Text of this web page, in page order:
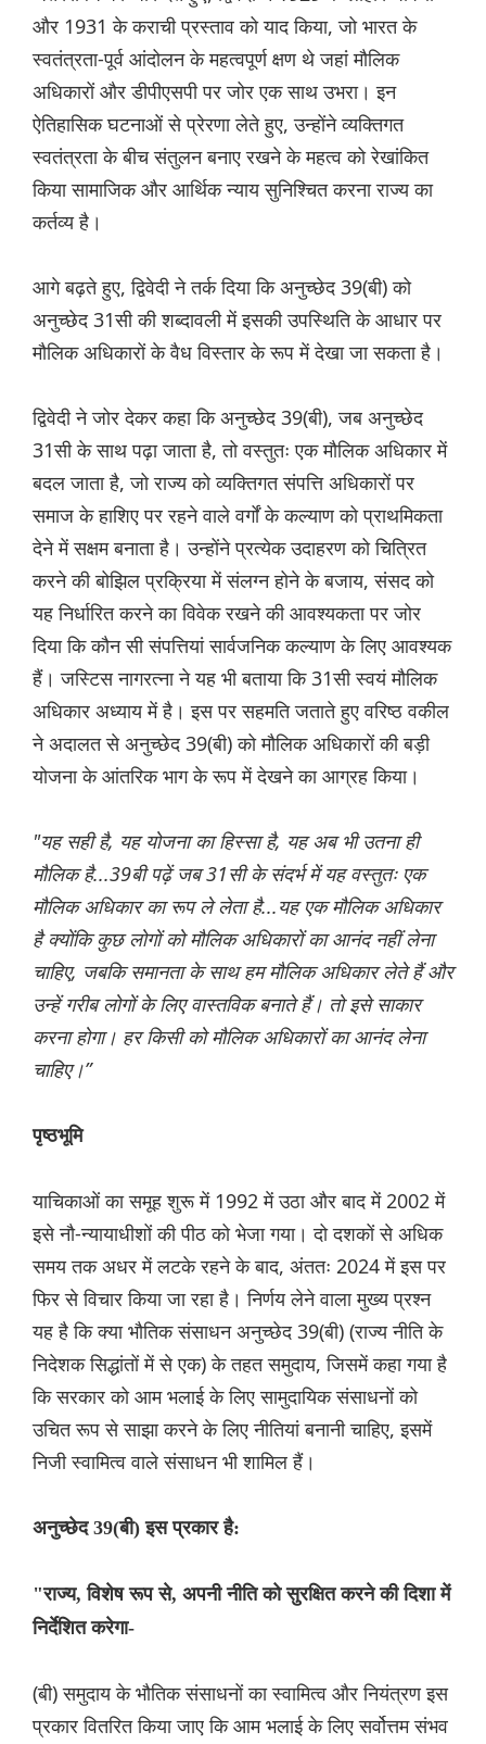
और 1931 के कराची प्रस्ताव को याद किया, जो भारत के
स्वतंत्रता-पूर्व आंदोलन के महत्वपूर्ण क्षण थे जहां मौलिक
अधिकारों और डीपीएसपी पर जोर एक साथ उभरा। इन
ऐतिहासिक घटनाओं से प्रेरणा लेते हुए, उन्होंने व्यक्तिगत
स्वतंत्रता के बीच संतुलन बनाए रखने के महत्व को रेखांकित
किया सामाजिक और आर्थिक न्याय सुनिश्चित करना राज्य का
कर्तव्य है।
आगे बढ़ते हुए, द्विवेदी ने तर्क दिया कि अनुच्छेद 39(बी) को
अनुच्छेद 31सी की शब्दावली में इसकी उपस्थिति के आधार पर
मौलिक अधिकारों के वैध विस्तार के रूप में देखा जा सकता है।
द्विवेदी ने जोर देकर कहा कि अनुच्छेद 39(बी), जब अनुच्छेद
31सी के साथ पढ़ा जाता है, तो वस्तुतः एक मौलिक अधिकार में
बदल जाता है, जो राज्य को व्यक्तिगत संपत्ति अधिकारों पर
समाज के हाशिए पर रहने वाले वर्गों के कल्याण को प्राथमिकता
देने में सक्षम बनाता है। उन्होंने प्रत्येक उदाहरण को चित्रित
करने की बोझिल प्रक्रिया में संलग्न होने के बजाय, संसद को
यह निर्धारित करने का विवेक रखने की आवश्यकता पर जोर
दिया कि कौन सी संपत्तियां सार्वजनिक कल्याण के लिए आवश्यक
हैं। जस्टिस नागरत्ना ने यह भी बताया कि 31सी स्वयं मौलिक
अधिकार अध्याय में है। इस पर सहमति जताते हुए वरिष्ठ वकील
ने अदालत से अनुच्छेद 39(बी) को मौलिक अधिकारों की बड़ी
योजना के आंतरिक भाग के रूप में देखने का आग्रह किया।
"यह सही है, यह योजना का हिस्सा है, यह अब भी उतना ही
मौलिक है...39बी पढ़ें जब 31सी के संदर्भ में यह वस्तुतः एक
मौलिक अधिकार का रूप ले लेता है...यह एक मौलिक अधिकार
है क्योंकि कुछ लोगों को मौलिक अधिकारों का आनंद नहीं लेना
चाहिए, जबकि समानता के साथ हम मौलिक अधिकार लेते हैं और
उन्हें गरीब लोगों के लिए वास्तविक बनाते हैं। तो इसे साकार
करना होगा। हर किसी को मौलिक अधिकारों का आनंद लेना
चाहिए।”
पृष्ठभूमि
याचिकाओं का समूह शुरू में 1992 में उठा और बाद में 2002 में
इसे नौ-न्यायाधीशों की पीठ को भेजा गया। दो दशकों से अधिक
समय तक अधर में लटके रहने के बाद, अंततः 2024 में इस पर
फिर से विचार किया जा रहा है। निर्णय लेने वाला मुख्य प्रश्न
यह है कि क्या भौतिक संसाधन अनुच्छेद 39(बी) (राज्य नीति के
निदेशक सिद्धांतों में से एक) के तहत समुदाय, जिसमें कहा गया है
कि सरकार को आम भलाई के लिए सामुदायिक संसाधनों को
उचित रूप से साझा करने के लिए नीतियां बनानी चाहिए, इसमें
निजी स्वामित्व वाले संसाधन भी शामिल हैं।
अनुच्छेद 39(बी) इस प्रकार है:
"राज्य, विशेष रूप से, अपनी नीति को सुरक्षित करने की दिशा में
निर्देशित करेगा-
(बी) समुदाय के भौतिक संसाधनों का स्वामित्व और नियंत्रण इस
प्रकार वितरित किया जाए कि आम भलाई के लिए सर्वोत्तम संभव